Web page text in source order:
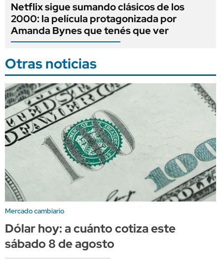
Netflix sigue sumando clásicos de los
2000: la película protagonizada por
Amanda Bynes que tenés que ver
Otras noticias
Mercado cambiario
Dólar hoy: a cuánto cotiza este
sábado 8 de agosto